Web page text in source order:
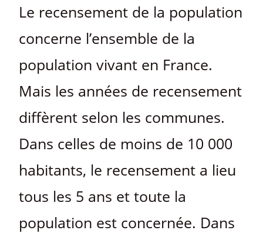
Le recensement de la population
concerne l’ensemble de la
population vivant en France.
Mais les années de recensement
diffèrent selon les communes.
Dans celles de moins de 10 000
habitants, le recensement a lieu
tous les 5 ans et toute la
population est concernée. Dans